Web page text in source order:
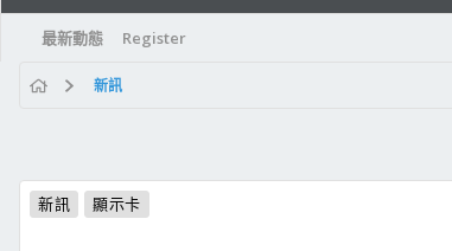
最新動態 Register
新訊
新訊 顯示卡